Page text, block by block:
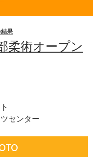
果
柔術オープン
センター